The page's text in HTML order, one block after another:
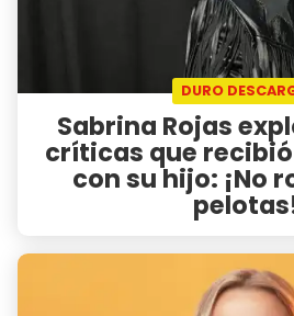
DURO
Sabrina Rojas
críticas que
con su hijo: ¡No